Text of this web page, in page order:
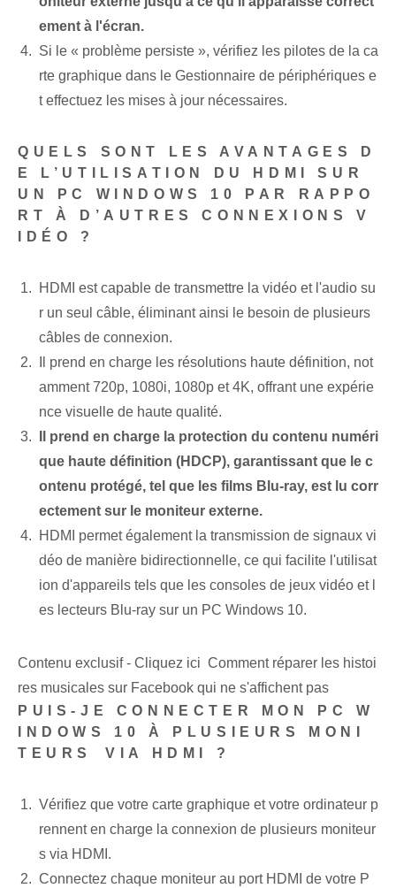
ement à l'écran.
Si le « problème persiste », vérifiez les pilotes de la ca
rte graphique dans le Gestionnaire de périphériques e
t effectuez les mises à jour nécessaires.
QUELS SONT LES AVANTAGES D
E L’UTILISATION DU HDMI SUR
UN PC ‌WINDOWS 10 PAR RAPPO
RT À D’AUTRES CONNEXIONS V
IDÉO ?
HDMI⁢ est capable de transmettre la vidéo et l'audio su
r un seul câble, éliminant ainsi le besoin de plusieurs
câbles de connexion.
Il prend en charge les résolutions haute définition, not
amment 720p, 1080i, 1080p et 4K, offrant une expérie
nce visuelle de haute qualité.
Il prend en charge la protection du contenu numéri
que haute définition (HDCP), garantissant que le c
ontenu protégé, tel que les films Blu-ray, est lu corr
ectement sur le moniteur externe.
HDMI‍ permet également⁤ la transmission de signaux vi
déo⁢ de manière bidirectionnelle, ce qui facilite l'utilisat
ion d'appareils tels que les consoles de jeux vidéo et l
es lecteurs Blu-ray sur un PC Windows 10.
Contenu exclusif - Cliquez ici Comment réparer les histoi
res musicales sur Facebook qui ne s'affichent pas
PUIS-JE CONNECTER MON PC W
INDOWS 10 À PLUSIEURS MONI
TEURS⁢ VIA HDMI ?
Vérifiez que votre carte graphique et votre ordinateur p
rennent en charge la connexion de plusieurs moniteur
s via HDMI.
Connectez chaque moniteur au port HDMI de votre P